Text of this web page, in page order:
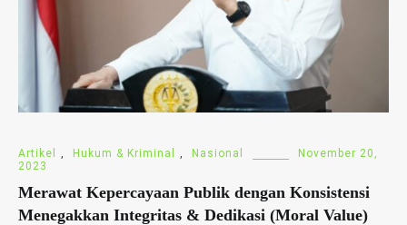
Artikel Hukum & Kriminal Nasional
November 20,
2023
Merawat Kepercayaan Publik dengan Konsistensi
Menegakkan Integritas & Dedikasi (Moral Value)